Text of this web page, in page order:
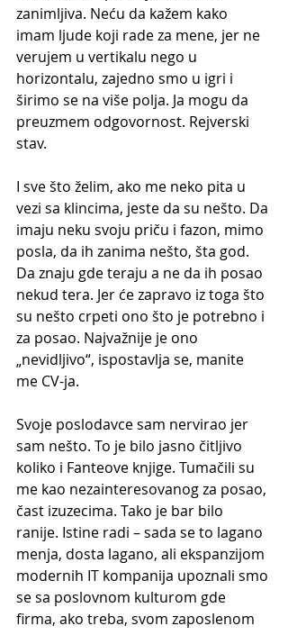
zanimljiva. Neću da kažem kako
imam ljude koji rade za mene, jer ne
verujem u vertikalu nego u
horizontalu, zajedno smo u igri i
širimo se na više polja. Ja mogu da
preuzmem odgovornost. Rejverski
stav.
I sve što želim, ako me neko pita u
vezi sa klincima, jeste da su nešto. Da
imaju neku svoju priču i fazon, mimo
posla, da ih zanima nešto, šta god.
Da znaju gde teraju a ne da ih posao
nekud tera. Jer će zapravo iz toga što
su nešto crpeti ono što je potrebno i
za posao. Najvažnije je ono
„nevidljivo“, ispostavlja se, manite
me CV-ja.
Svoje poslodavce sam nervirao jer
sam nešto. To je bilo jasno čitljivo
koliko i Fanteove knjige. Tumačili su
me kao nezainteresovanog za posao,
čast izuzecima. Tako je bar bilo
ranije. Istine radi – sada se to lagano
menja, dosta lagano, ali ekspanzijom
modernih IT kompanija upoznali smo
se sa poslovnom kulturom gde
firma, ako treba, svom zaposlenom